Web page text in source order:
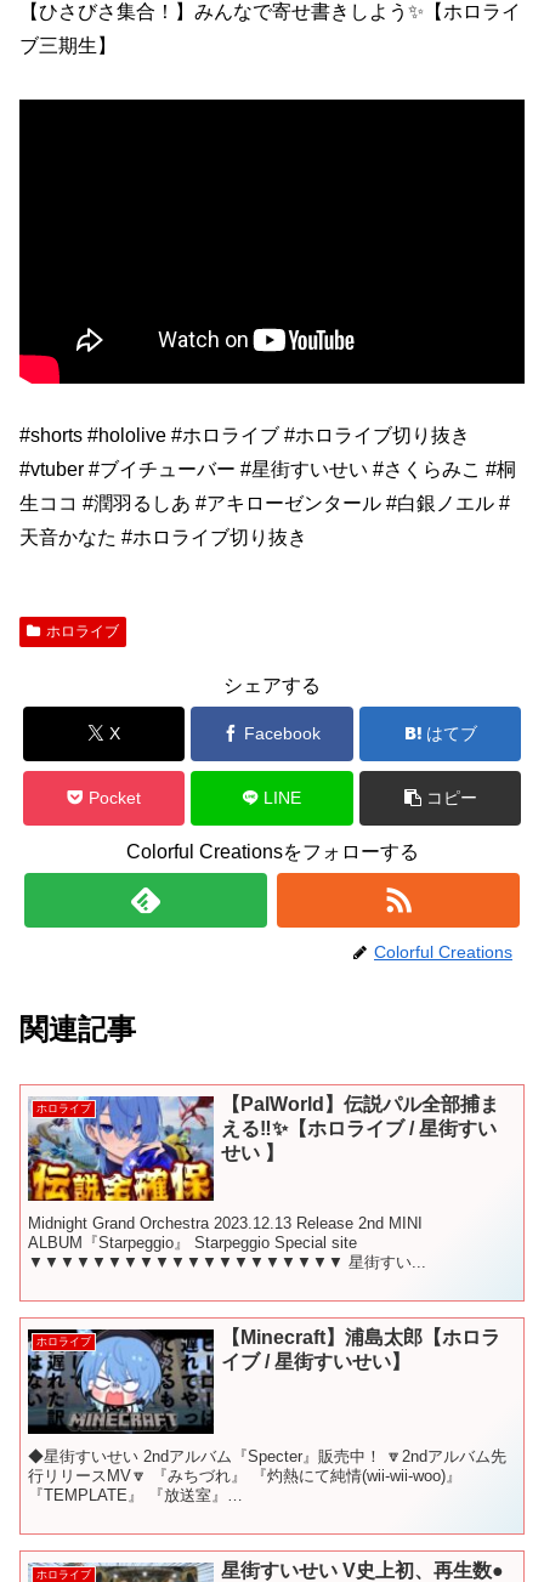
【ひさびさ集合！】みんなで寄せ書きしよう✨【ホロライ
ブ三期生】
#shorts #hololive #ホロライブ #ホロライブ切り抜き
#vtuber #ブイチューバー #星街すいせい #さくらみこ #桐
生ココ #潤羽るしあ #アキローゼンタール #白銀ノエル #
天音かなた #ホロライブ切り抜き
ホロライブ
シェアする
X Facebook はてブ
Pocket LINE コピー
Colorful Creationsをフォローする
Colorful Creations
関連記事
ホロライブ
【PalWorld】伝説パル全部捕ま
える‼✨【ホロライブ / 星街すい
せい 】
Midnight Grand Orchestra 2023.12.13 Release 2nd MINI
ALBUM『Starpeggio』 Starpeggio Special site
▼▼▼▼▼▼▼▼▼▼▼▼▼▼▼▼▼▼▼▼ 星街すい...
ホロライブ
【Minecraft】浦島太郎【ホロラ
イブ / 星街すいせい】
◆星街すいせい 2ndアルバム『Specter』販売中！ 🔽2ndアルバム先
行リリースMV🔽 『みちづれ』 『灼熱にて純情(wii-wii-woo)』
『TEMPLATE』 『放送室』
ホロライブ
星街すいせい V史上初、再生数●